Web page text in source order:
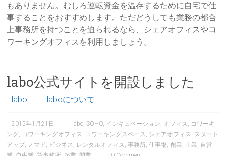
もありません。むしろ運転資金を温存するために自宅で仕
事することをおすすめします。ただどうしても業務の都合
上事務所を持つことを迫られるなら、シェアオフィスやコ
ワーキングオフィスを利用しましょう。
labo公式サイトを開設しました
labo laboについて
2015年1月21日 labo, SOHO, インキュベーション, オフィス , コワーキ
ング, コワーキングオフィス , コワーキングスペース , シェアオフィス , スタート
アップ, ノマド , ビジネス , レンタルオフィス ,事務所,仕事場,創業,士業, 自営